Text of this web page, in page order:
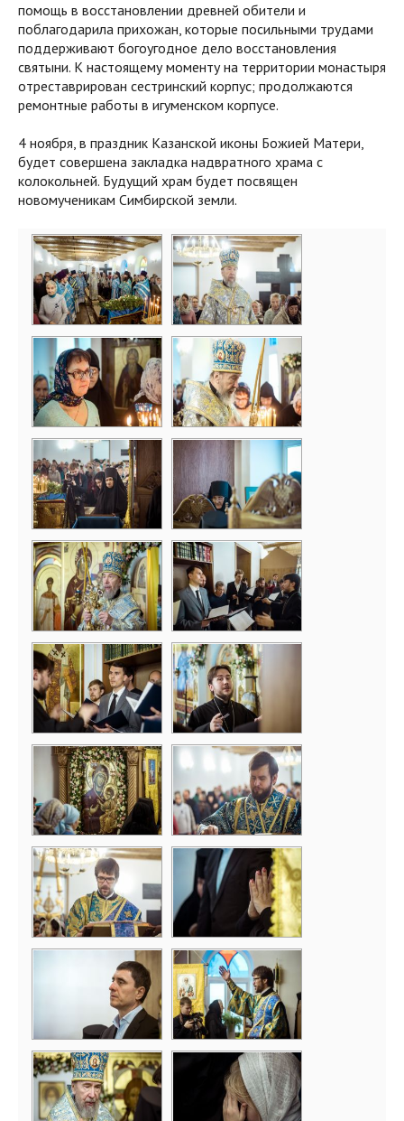
помощь в восстановлении древней обители и
поблагодарила прихожан, которые посильными трудами
поддерживают богоугодное дело восстановления
святыни. К настоящему моменту на территории монастыря
отреставрирован сестринский корпус; продолжаются
ремонтные работы в игуменском корпусе.
4 ноября, в праздник Казанской иконы Божией Матери,
будет совершена закладка надвратного храма с
колокольней. Будущий храм будет посвящен
новомученикам Симбирской земли.